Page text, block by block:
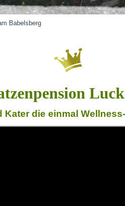
Babelsberg
Kater die einmal